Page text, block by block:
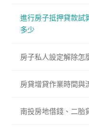
進行房子抵押貸款試
多少
房子私人設定解除怎
房貸增貸作業時間與
南投房地借錢、二胎